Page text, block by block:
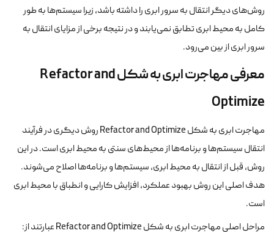
روش‌های دیگر انتقال به سرور ابری را داشته باشد، زیرا سیستم‌ها به طور
کامل به محیط ابری تطابق نمی‌یابند و در نتیجه برخی از مزایای انتقال به
سرور ابری از بین می‌رود.
معرفی مهاجرت ابری به شکلRefactor and
Optimize
مهاجرت ابری به شکل Refactor and Optimize روش دیگری در فرآیند
انتقال سیستم‌ها و برنامه‌ها از محیط‌های سنتی به محیط ابری است. در این
روش، قبل از انتقال به محیط ابری، سیستم‌ها و برنامه‌ها اصلاح می‌شوند.
هدف اصلی این روش بهبود عملکرد، افزایش کارایی و انطباق با محیط ابری
است.
مراحل اصلی مهاجرت ابری به شکل Refactor and Optimize عبارتند از: